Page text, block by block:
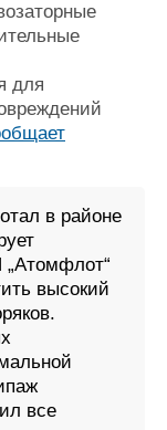
для
в районе
„Атомфлот“
высокий
все